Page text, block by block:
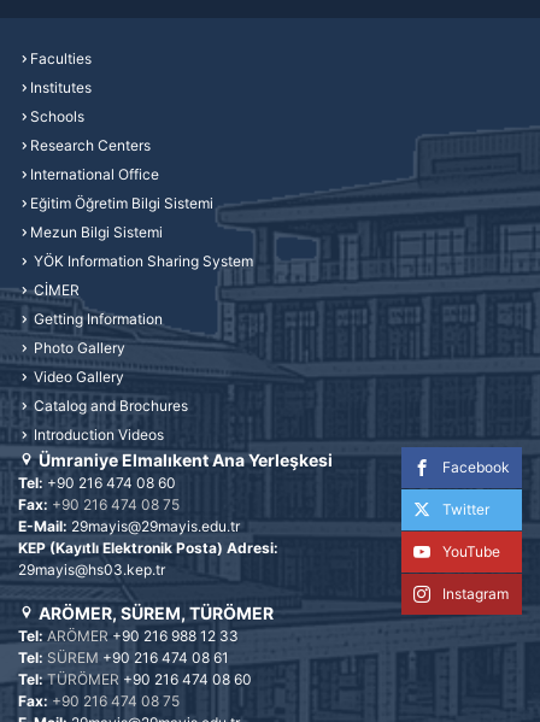
Faculties
Institutes
Schools
Research Centers
International Office
Eğitim Öğretim Bilgi Sistemi
Mezun Bilgi Sistemi
YÖK Information Sharing System
CİMER
Getting Information
Photo Gallery
Video Gallery
Catalog and Brochures
Introduction Videos
Facebook
Twitter
YouTube
Instagram
Ümraniye Elmalıkent Ana Yerleşkesi
Tel: +90 216 474 08 60
Fax: +90 216 474 08 75
E-Mail: 29mayis@29mayis.edu.tr
KEP (Kayıtlı Elektronik Posta) Adresi:
29mayis@hs03.kep.tr
ARÖMER, SÜREM, TÜRÖMER
Tel: ARÖMER +90 216 988 12 33
Tel: SÜREM +90 216 474 08 61
Tel:TÜRÖMER +90 216 474 08 60
Fax: +90 216 474 08 75